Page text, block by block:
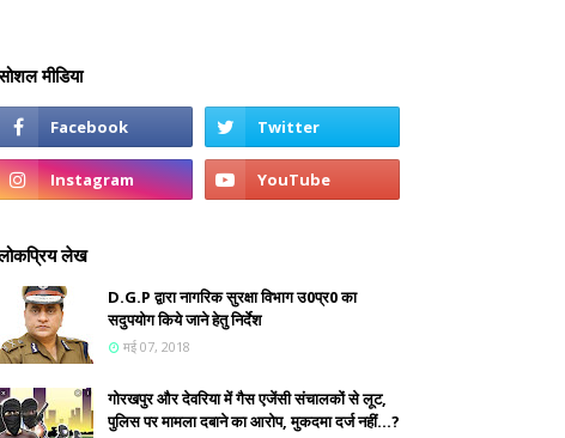
मीडिया
लेख
D.G.P द्वारा नागरिक सुरक्षा विभाग उ0प्र0 का
सदुपयोग किये जाने हेतु निर्देश
मई 07, 2018
गोरखपुर और देवरिया में गैस एजेंसी संचालकों से लूट,
पुलिस पर मामला दबाने का आरोप, मुकदमा दर्ज नहीं...?